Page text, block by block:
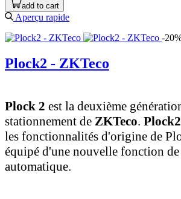
add to cart
Aperçu rapide
-
Plock2 - ZKTeco
Plock 2 est la deuxième
stationnement de ZKTeco. Plock2
les fonctionnalités d'origine de
équipé d'une nouvelle fonction
automatique.